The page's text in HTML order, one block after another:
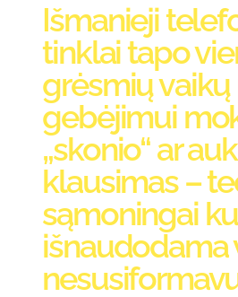
Išmanieji
tinklai tapo
grėsmių vaikų
gebėjimui
„skonio“ ar
klausimas –
sąmoningai
išnaudodama